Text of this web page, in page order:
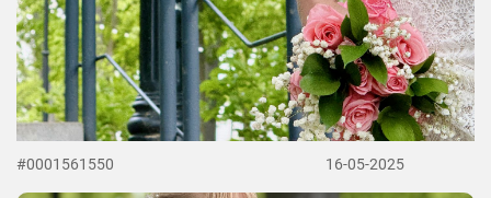
#0001561550 16-05-2025